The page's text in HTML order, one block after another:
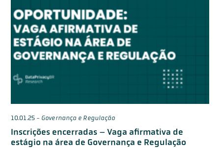
10.01.25- Governança e Regulação
Inscrições encerradas – Vaga afirmativa de
estágio na área de Governança e Regulação